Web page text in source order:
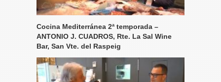
Cocina Mediterránea 2ª temporada –
ANTONIO J. CUADROS, Rte. La Sal Wine
Bar, San Vte. del Raspeig